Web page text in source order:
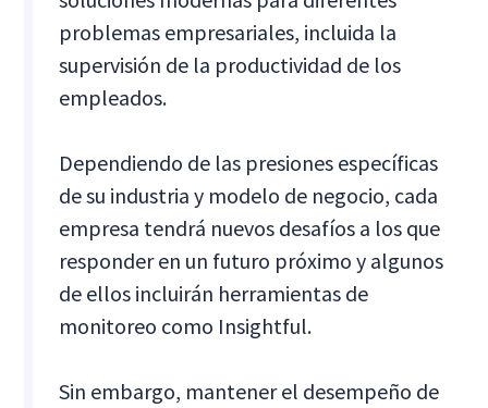
problemas empresariales, incluida la
supervisión de la productividad de los
empleados.
Dependiendo de las presiones específicas
de su industria y modelo de negocio, cada
empresa tendrá nuevos desafíos a los que
responder en un futuro próximo y algunos
de ellos incluirán herramientas de
monitoreo como Insightful.
Sin embargo, mantener el desempeño de